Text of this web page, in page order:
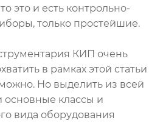
это и есть контрольно-
только простейшие.
КИП очень
в рамках этой статьи
Но выделить из всей
классы и
вида оборудования